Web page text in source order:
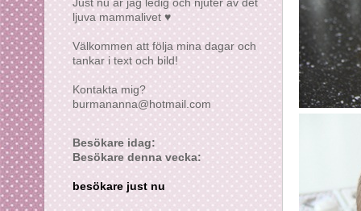
Just nu är jag ledig och njuter av det
ljuva mammalivet ♥
Välkommen att följa mina dagar och
tankar i text och bild!
Kontakta mig?
burmananna@hotmail.com
Besökare idag:
Besökare denna vecka:
besökare just nu